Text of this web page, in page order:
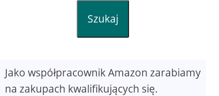
Szukaj
Jako współpracownik Amazon zarabiamy
na zakupach kwalifikujących się.